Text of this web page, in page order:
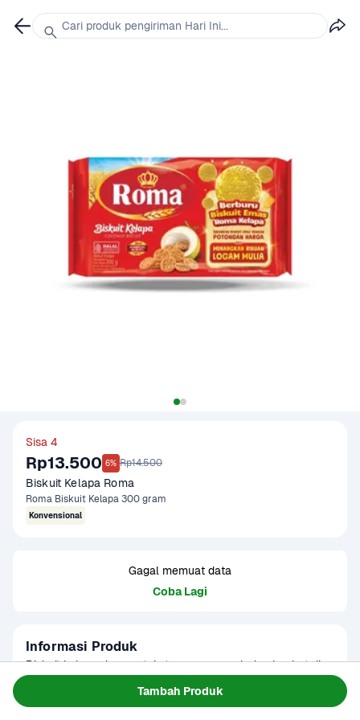
Tambah Produk
Sisa 4
Rp13.500 6% Rp14.500
Biskuit Kelapa Roma
Roma Biskuit Kelapa 300 gram
Konvensional
Gagal memuat data
Coba Lagi
Informasi Produk
Biskuit kelapa dengan tekstur yang renyah dan lembut di
Produk sudah terverifikasi halal.
Cari produk pengiriman Hari Ini...